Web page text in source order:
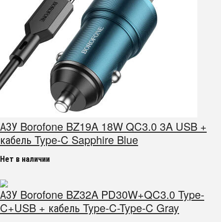
АЗУ Borofone BZ19A 18W QC3.0 3A USB +
кабель Type-C Sapphire Blue
Нет в наличии
АЗУ Borofone BZ32A PD30W+QC3.0 Type-
C+USB + кабель Type-C-Type-C Gray